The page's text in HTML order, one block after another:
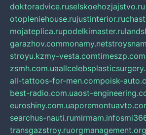
doktoradvice.ruselskoehozjajstvo.ru
otopleniehouse.rujustinterior.ru
mojateplica.rupodelkimaster.ru
garazhov.commonamy.net
stroyu.kzmy-vesta.comtimeszp.com
zsmh.com.ua
all-tattoos-for-men.compoisk-
best-radio.com.uaost-
euroshiny.com.ua
searchus-nauti.rumirmam.info
transgazstroy.ruorgmanagement.org